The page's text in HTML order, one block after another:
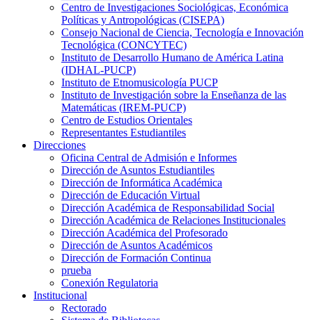
Centro de Investigaciones Sociológicas, Económica
Políticas y Antropológicas (CISEPA)
Consejo Nacional de Ciencia, Tecnología e Innovación
Tecnológica (CONCYTEC)
Instituto de Desarrollo Humano de América Latina
(IDHAL-PUCP)
Instituto de Etnomusicología PUCP
Instituto de Investigación sobre la Enseñanza de las
Matemáticas (IREM-PUCP)
Centro de Estudios Orientales
Representantes Estudiantiles
Direcciones
Oficina Central de Admisión e Informes
Dirección de Asuntos Estudiantiles
Dirección de Informática Académica
Dirección de Educación Virtual
Dirección Académica de Responsabilidad Social
Dirección Académica de Relaciones Institucionales
Dirección Académica del Profesorado
Dirección de Asuntos Académicos
Dirección de Formación Continua
prueba
Conexión Regulatoria
Institucional
Rectorado